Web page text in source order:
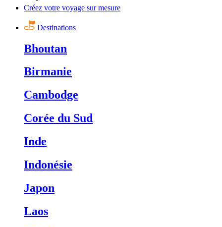
Créez votre voyage sur mesure
Destinations
Bhoutan
Birmanie
Cambodge
Corée du Sud
Inde
Indonésie
Japon
Laos